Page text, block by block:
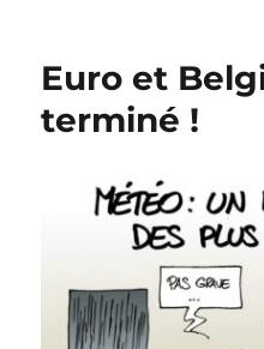
Euro et
terminé !